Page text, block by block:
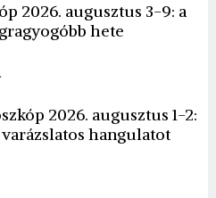
2026. augusztus 3-9: a
hete
2026. augusztus 1-2:
hangulatot